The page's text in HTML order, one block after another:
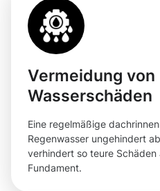
Vermeidung von
Wasserschäden
Eine regelmäßige
Regenwasser ungehindert
verhindert so teure Schäden
Fundament.